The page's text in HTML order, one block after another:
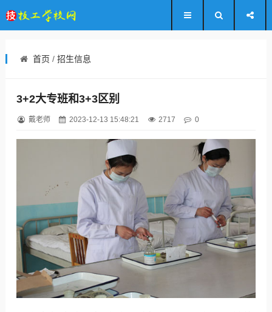
首页 / 招生信息
3+2大专班和3+3区别
戴老师 2023-12-13 15:48:21 2717 0